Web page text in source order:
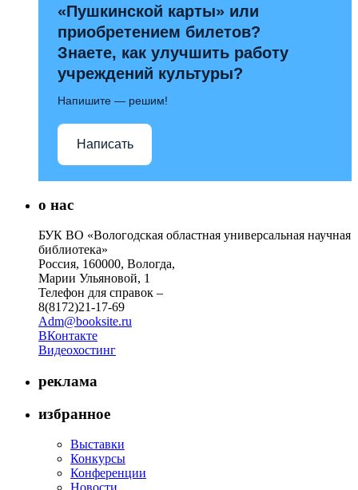
«Пушкинской карты» или
приобретением билетов?
Знаете, как улучшить работу
учреждений культуры?
Напишите — решим!
Написать
о нас
БУК ВО «Вологодская областная универсальная научная
библиотека»
Россия, 160000, Вологда,
Марии Ульяновой, 1
Телефон для справок –
8(8172)21-17-69
Adm@booksite.ru
ВКонтакте
Видеохостинг
реклама
избранное
Выставки
Конкурсы
Конференции